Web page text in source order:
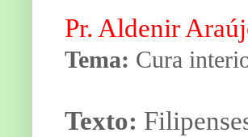
Pr. Aldenir
Tema: Cura
Texto: